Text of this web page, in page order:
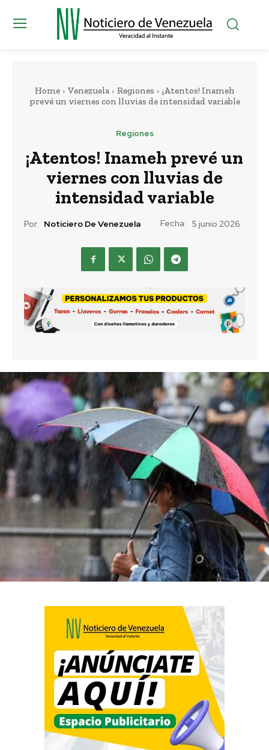
Home Venezuela Regiones
¡Atentos! Inameh
prevé un viernes con lluvias de intensidad variable
Regiones
¡Atentos! Inameh prevé un
viernes con lluvias de
intensidad variable
Por: Noticiero De Venezuela Fecha: 5 junio 2026